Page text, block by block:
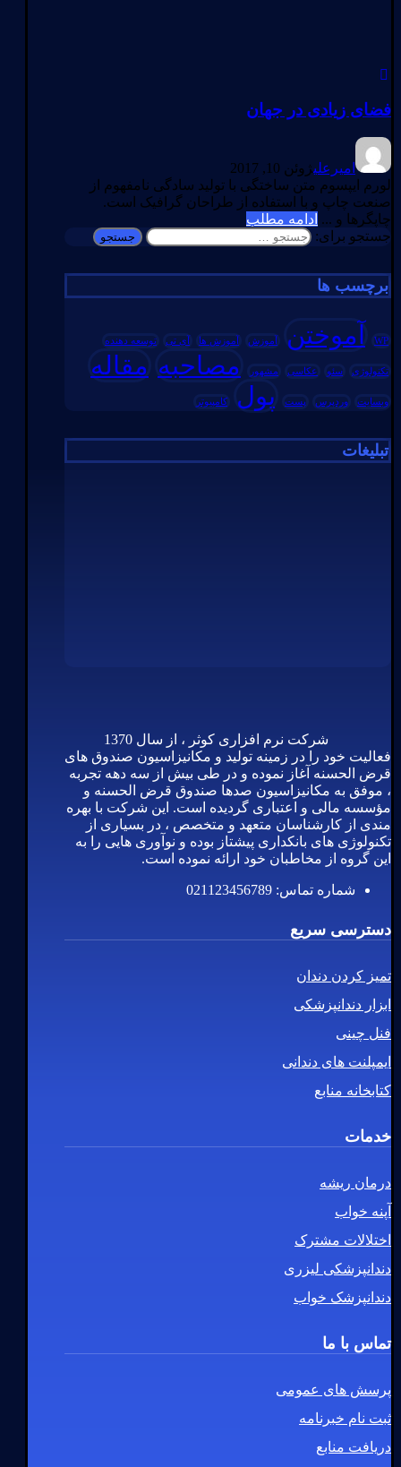
فضای زیادی در جهان
امیرعلیژوئن 10, 2017
لورم ایپسوم متن ساختگی با تولید سادگی نامفهوم از
صنعت چاپ و با استفاده از طراحان گرافیک است.
چاپگرها و ... ادامه مطلب
جستجو برای:
برچسب ها
WP آموختن آموزش آموزش ها آی تی توسعه دهنده
تکنولوژی سئو عکاسی مشهور مصاحبه مقاله
وبسایت وردپرس پست پول کامپیوتر
تبلیغات
شرکت نرم افزاری کوثر ، از سال 1370
فعالیت خود را در زمینه تولید و مکانیزاسیون صندوق های
قرض الحسنه آغاز نموده و در طی بیش از سه دهه تجربه
، موفق به مکانیزاسیون صدها صندوق قرض الحسنه و
مؤسسه مالی و اعتباری گردیده است. این شرکت با بهره
مندی از کارشناسان متعهد و متخصص ، در بسیاری از
تکنولوژی های بانکداری پیشتاز بوده و نوآوری هایی را به
این گروه از مخاطبان خود ارائه نموده است.
شماره تماس: 021123456789
دسترسی سریع
تمیز کردن دندان
ابزار دندانپزشکی
فنل چینی
ایمپلنت های دندانی
کتابخانه منابع
خدمات
درمان ریشه
آپنه خواب
اختلالات مشترک
دندانپزشکی لیزری
دندانپزشک خواب
تماس با ما
پرسش های عمومی
ثبت نام خبرنامه
دریافت منابع